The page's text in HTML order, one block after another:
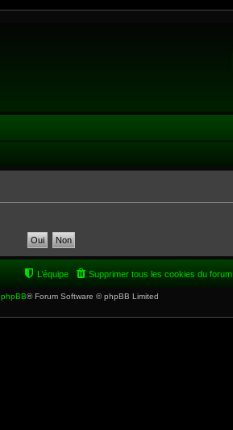
Supprimer tous les cookies du forum
L’équipe
phpBB® Forum Software © phpBB Limited